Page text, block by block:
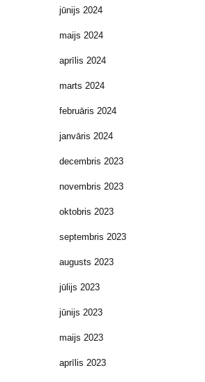
jūnijs 2024
maijs 2024
aprīlis 2024
marts 2024
februāris 2024
janvāris 2024
decembris 2023
novembris 2023
oktobris 2023
septembris 2023
augusts 2023
jūlijs 2023
jūnijs 2023
maijs 2023
aprīlis 2023